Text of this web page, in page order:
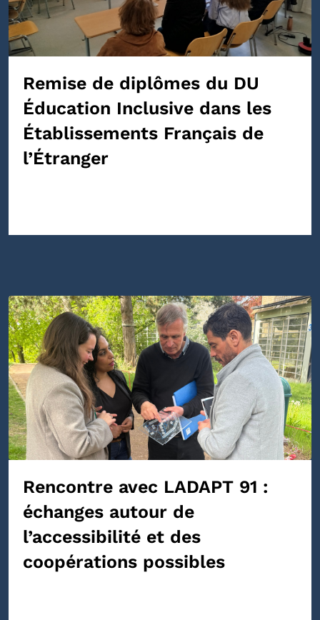
Remise de diplômes du DU
Éducation Inclusive dans les
Établissements Français de
l’Étranger
Rencontre avec LADAPT 91 :
échanges autour de
l’accessibilité et des
coopérations possibles